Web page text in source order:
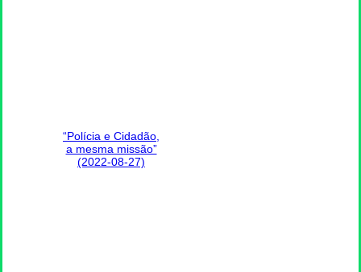
“Polícia e Cidadão,
a mesma missão”
(2022-08-27)